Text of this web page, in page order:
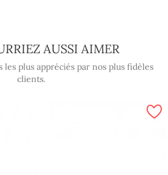
AUSSI AIMER
les plus appréciés par nos plus fidèles
clients.